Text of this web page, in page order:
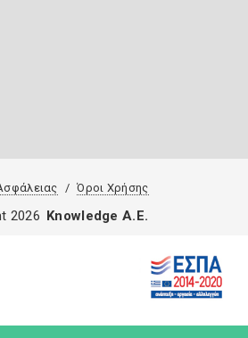
Όροι Χρήσης
2026 Knowledge A.E.